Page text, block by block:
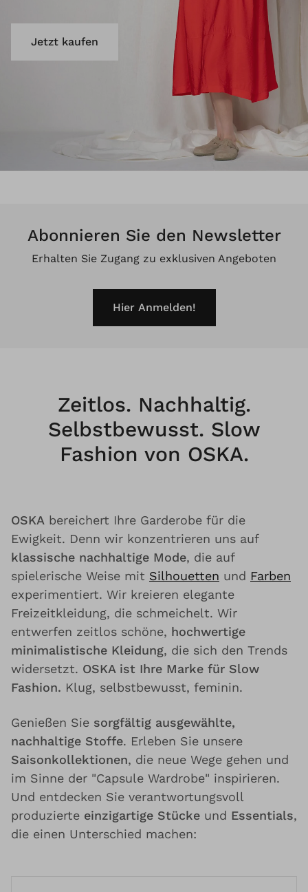
Jetzt kaufen
Abonnieren Sie den Newsletter
Erhalten Sie Zugang zu exklusiven Angeboten
Hier Anmelden!
Zeitlos. Nachhaltig.
Selbstbewusst. Slow
Fashion von OSKA.
OSKA bereichert Ihre Garderobe für die
Ewigkeit. Denn wir konzentrieren uns auf
klassische nachhaltige Mode, die auf
spielerische Weise mit Silhouetten und Farben
experimentiert. Wir kreieren elegante
Freizeitkleidung, die schmeichelt. Wir
entwerfen zeitlos schöne, hochwertige
minimalistische Kleidung, die sich den Trends
widersetzt. OSKA ist Ihre Marke für Slow
Fashion. Klug, selbstbewusst, feminin.
Genießen Sie sorgfältig ausgewählte,
nachhaltige Stoffe. Erleben Sie unsere
Saisonkollektionen, die neue Wege gehen und
im Sinne der "Capsule Wardrobe" inspirieren.
Und entdecken Sie verantwortungsvoll
produzierte einzigartige Stücke und Essentials,
die einen Unterschied machen: